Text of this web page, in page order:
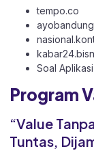
tempo.co
Soal Aplikasi
Program
“Value
Tuntas,